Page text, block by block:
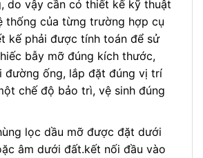
do vậy cần có thiết kế kỹ thuật
thống của từng trường hợp cụ
kế phải được tính toán để sử
bẫy mỡ đúng kích thước,
đường ống, lắp đặt đúng vị trí
chế độ bảo trì, vệ sinh đúng
lọc dầu mỡ được đặt dưới
âm dưới đất.kết nối đầu vào